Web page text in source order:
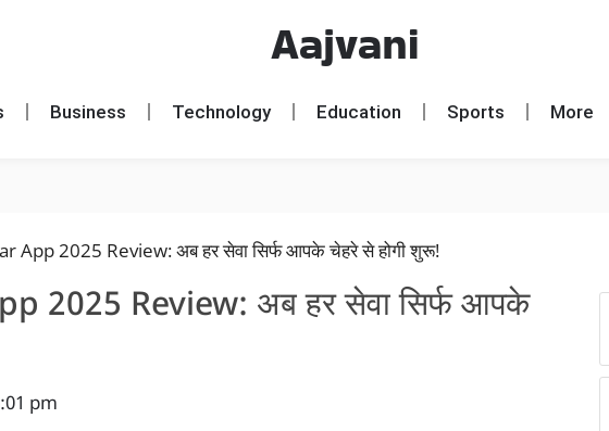
Aajvani
Business Technology Education Sports More
2025 Review: अब हर सेवा सिर्फ आपके
pm